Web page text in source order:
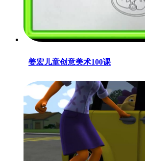
姜宏儿童创意美术100课